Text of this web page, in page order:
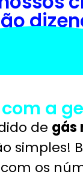
com a
de gás
simples!
os